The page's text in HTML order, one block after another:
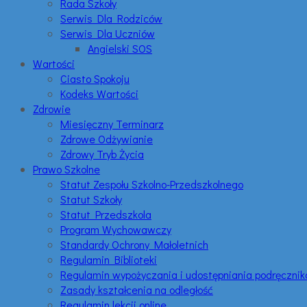
Rada Szkoły
Serwis Dla Rodziców
Serwis Dla Uczniów
Angielski SOS
Wartości
Ciasto Spokoju
Kodeks Wartości
Zdrowie
Miesięczny Terminarz
Zdrowe Odżywianie
Zdrowy Tryb Życia
Prawo Szkolne
Statut Zespołu Szkolno-Przedszkolnego
Statut Szkoły
Statut Przedszkola
Program Wychowawczy
Standardy Ochrony Małoletnich
Regulamin Biblioteki
Regulamin wypożyczania i udostępniania
Zasady kształcenia na odległość